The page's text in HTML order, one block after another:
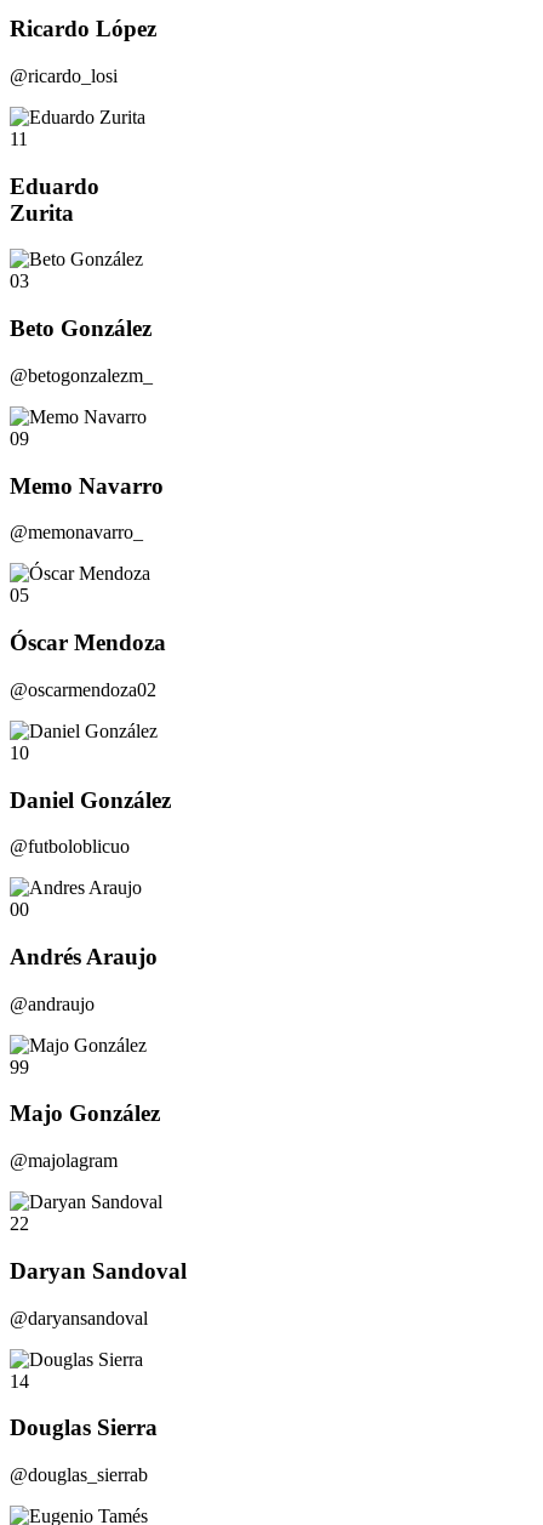
Ricardo López
@ricardo_losi
11
Eduardo
Zurita
03
Beto González
@betogonzalezm_
09
Memo Navarro
@memonavarro_
05
Óscar Mendoza
@oscarmendoza02
10
Daniel González
@futboloblicuo
00
Andrés Araujo
@andraujo
99
Majo González
@majolagram
22
Daryan Sandoval
@daryansandoval
14
Douglas Sierra
@douglas_sierrab